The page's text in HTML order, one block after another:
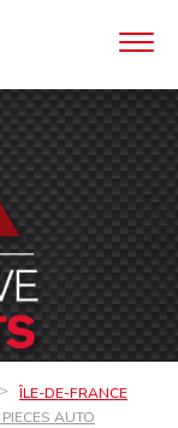
ÎLE-DE-FRANCE
AUTO